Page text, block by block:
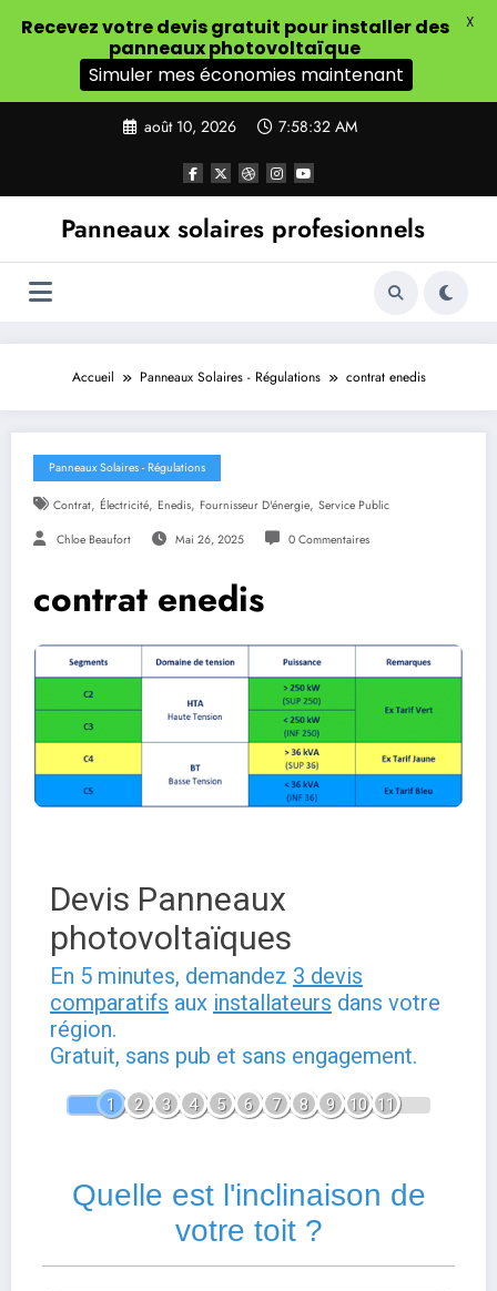
août 10, 2026 7:58:33 AM
Panneaux solaires profesionnels
Accueil Panneaux Solaires - Régulations contrat enedis
Panneaux Solaires - Régulations
Contrat, Électricité, Enedis, Fournisseur D'énergie, Service Public
Chloe Beaufort Mai 26, 2025 0 Commentaires
contrat enedis
Devis Panneaux
photovoltaïques
En 5 minutes, demandez 3 devis
comparatifs aux installateurs dans votre
région.
Gratuit, sans pub et sans engagement.
1 2 3 4 5 6 7 8 9 10 11
Quelle est l'inclinaison de
votre toit ?
Recevez votre devis gratuit pour installer des
panneaux photovoltaïque
Simuler mes économies maintenant
X